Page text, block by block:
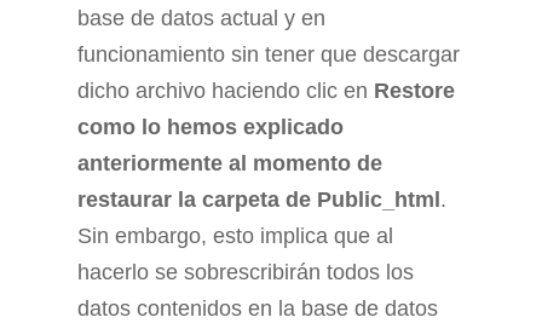
base de datos actual y en
funcionamiento sin tener que descargar
dicho archivo haciendo clic en Restore
como lo hemos explicado
anteriormente al momento de
restaurar la carpeta de Public_html .
Sin embargo, esto implica que al
hacerlo se sobrescribirán todos los
datos contenidos en la base de datos